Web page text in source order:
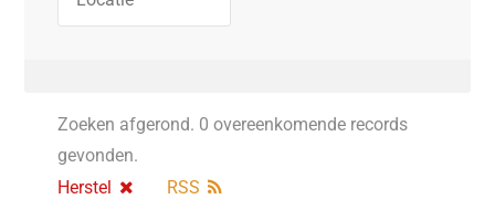
Zoeken afgerond. 0 overeenkomende records
gevonden.
Herstel
RSS